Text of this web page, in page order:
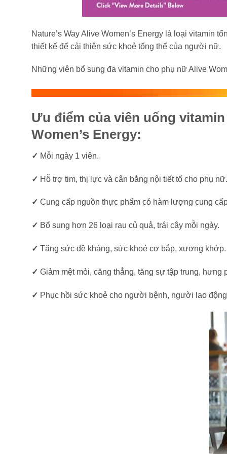
Nature’s Way Alive Women’s Energy là loại vitamin
thiết kế để cải thiện sức khoẻ tổng thể của người nữ.
Những viên bổ sung đa vitamin cho phụ nữ Alive
Ưu điểm của viên uống
Women’s Energy:
✓ Mỗi ngày 1 viên.
✓ Hỗ trợ tim, thị lực và cân bằng nội tiết tố cho phụ nữ.
✓ Cung cấp nguồn thực phẩm có hàm lượng cung
✓ Bổ sung hơn 26 loại rau củ quả, trái cây mỗi ngày.
✓ Tăng sức đề kháng, sức khoẻ cơ bắp, xương khớp.
✓ Giảm mệt mỏi, căng thẳng, tăng sự tập trung, hưng
✓ Phục hồi sức khoẻ cho người bệnh, người lao